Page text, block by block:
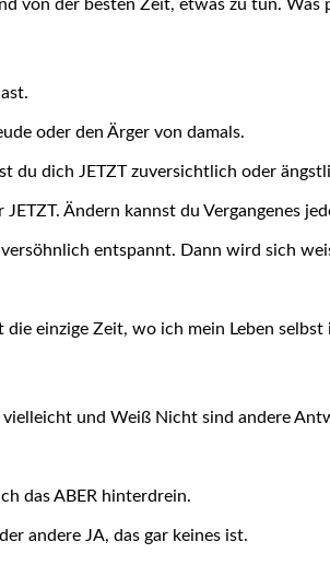
von der besten Zeit, etwas zu tun.
oder den Ärger von damals.
du dich JETZT zuversichtlich oder
Ändern kannst du Vergangenes
entspannt. Dann wird sich
die einzige Zeit, wo ich mein Leben
und Weiß Nicht sind andere
das ABER hinterdrein.
andere JA, das gar keines ist.